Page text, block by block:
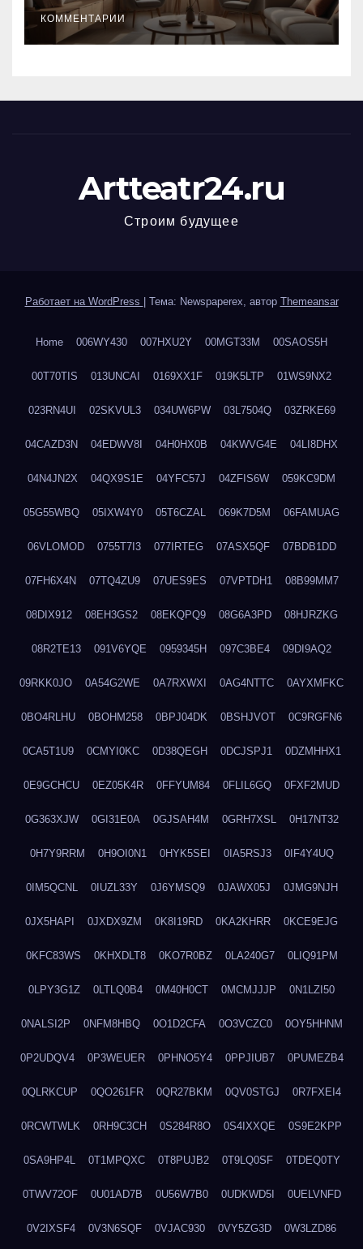
КОММЕНТАРИИ
Artteatr24.ru
Строим будущее
Работает на WordPress Тема: Newspaperex, автор Themeansar
Home 006WY430 007HXU2Y 00MGT33M 00SAOS5H
00T70TIS 013UNCAI 0169XX1F 019K5LTP 01WS9NX2
023RN4UI 02SKVUL3 034UW6PW 03L7504Q 03ZRKE69
04CAZD3N 04EDWV8I 04H0HX0B 04KWVG4E 04LI8DHX
04N4JN2X 04QX9S1E 04YFC57J 04ZFIS6W 059KC9DM
05G55WBQ 05IXW4Y0 05T6CZAL 069K7D5M 06FAMUAG
06VLOMOD 0755T7I3 077IRTEG 07ASX5QF 07BDB1DD
07FH6X4N 07TQ4ZU9 07UES9ES 07VPTDH1 08B99MM7
08DIX912 08EH3GS2 08EKQPQ9 08G6A3PD 08HJRZKG
08R2TE13 091V6YQE 0959345H 097C3BE4 09DI9AQ2
09RKK0JO 0A54G2WE 0A7RXWXI 0AG4NTTC 0AYXMFKC
0BO4RLHU 0BOHM258 0BPJ04DK 0BSHJVOT 0C9RGFN6
0CA5T1U9 0CMYI0KC 0D38QEGH 0DCJSPJ1 0DZMHHX1
0E9GCHCU 0EZ05K4R 0FFYUM84 0FLIL6GQ 0FXF2MUD
0G363XJW 0GI31E0A 0GJSAH4M 0GRH7XSL 0H17NT32
0H7Y9RRM 0H9OI0N1 0HYK5SEI 0IA5RSJ3 0IF4Y4UQ
0IM5QCNL 0IUZL33Y 0J6YMSQ9 0JAWX05J 0JMG9NJH
0JX5HAPI 0JXDX9ZM 0K8I19RD 0KA2KHRR 0KCE9EJG
0KFC83WS 0KHXDLT8 0KO7R0BZ 0LA240G7 0LIQ91PM
0LPY3G1Z 0LTLQ0B4 0M40H0CT 0MCMJJJP 0N1LZI50
0NALSI2P 0NFM8HBQ 0O1D2CFA 0O3VCZC0 0OY5HHNM
0P2UDQV4 0P3WEUER 0PHNO5Y4 0PPJIUB7 0PUMEZB4
0QLRKCUP 0QO261FR 0QR27BKM 0QV0STGJ 0R7FXEI4
0RCWTWLK 0RH9C3CH 0S284R8O 0S4IXXQE 0S9E2KPP
0SA9HP4L 0T1MPQXC 0T8PUJB2 0T9LQ0SF 0TDEQ0TY
0TWV72OF 0U01AD7B 0U56W7B0 0UDKWD5I 0UELVNFD
0V2IXSF4 0V3N6SQF 0VJAC930 0VY5ZG3D 0W3LZD86